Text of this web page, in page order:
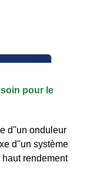
pour le
d''un onduleur
d''un système
rendement